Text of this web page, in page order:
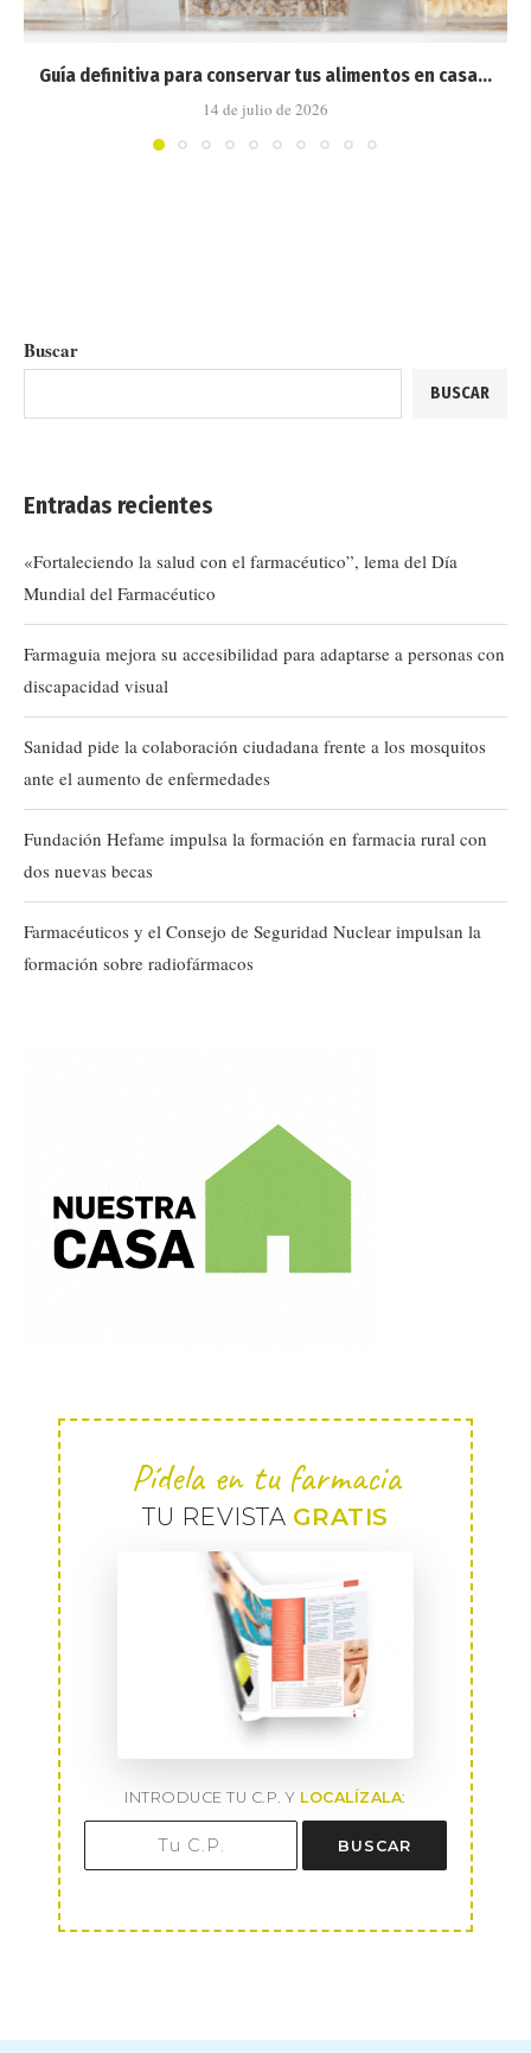
Guía definitiva para conservar tus alimentos en casa...
14 de julio de 2026
Buscar
BUSCAR
Entradas recientes
«Fortaleciendo la salud con el farmacéutico”, lema del Día
Mundial del Farmacéutico
Farmaguia mejora su accesibilidad para adaptarse a personas con
discapacidad visual
Sanidad pide la colaboración ciudadana frente a los mosquitos
ante el aumento de enfermedades
Fundación Hefame impulsa la formación en farmacia rural con
dos nuevas becas
Farmacéuticos y el Consejo de Seguridad Nuclear impulsan la
formación sobre radiofármacos
Pídela en tu farmacia
TU REVISTA GRATIS
INTRODUCE TU C.P. Y LOCALÍZALA:
BUSCAR